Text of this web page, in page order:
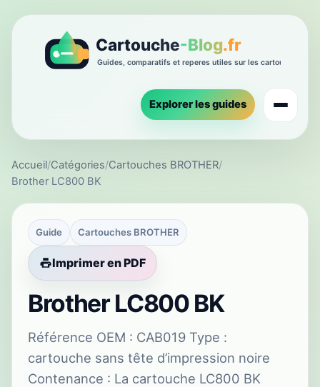
Explorer les guides
Accueil/Catégories/Cartouches BROTHER/
Brother LC800 BK
Guide Cartouches BROTHER
Imprimer en PDF
Brother LC800 BK
Référence OEM : CAB019 Type :
cartouche sans tête d’impression noire
Contenance : La cartouche LC800 BK